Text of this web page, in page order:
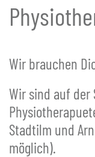
Wir brauchen
Wir sind auf der
Stadtilm und
möglich).